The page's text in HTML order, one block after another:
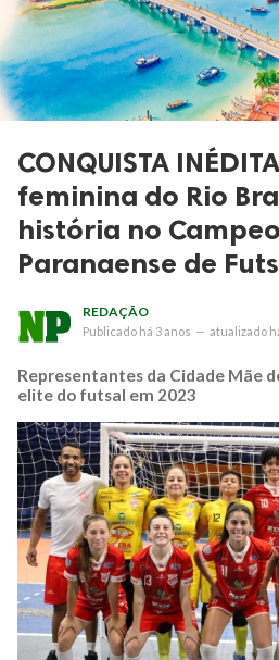
CONQUISTA
feminina do Rio
história no
Paranaense de
REDAÇÃO
Publicado há 3 anos — atualizado
Representantes da Cidade Mãe
elite do futsal em 2023